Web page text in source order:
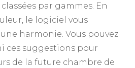
par gammes. En
le logiciel vous
harmonie. Vous pouvez
ces suggestions pour
de la future chambre de